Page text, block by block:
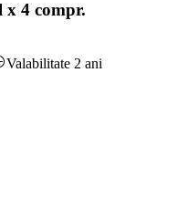
4 compr.
Valabilitate 2 ani